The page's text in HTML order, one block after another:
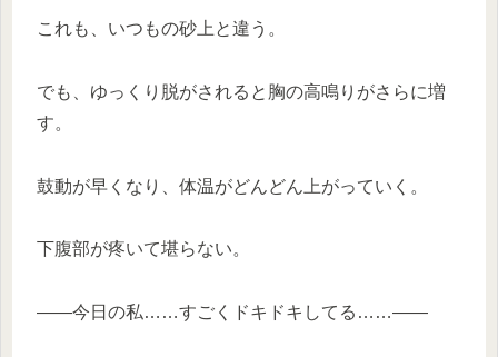
これも、いつもの砂上と違う。
でも、ゆっくり脱がされると胸の高鳴りがさらに増
す。
鼓動が早くなり、体温がどんどん上がっていく。
下腹部が疼いて堪らない。
——今日の私……すごくドキドキしてる……——